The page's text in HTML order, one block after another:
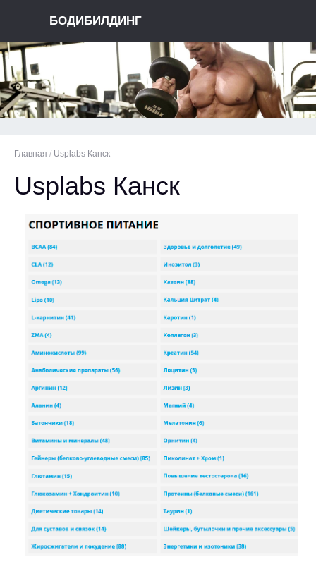
БОДИБИЛДИНГ
Главная / Usplabs Канск
Usplabs Канск